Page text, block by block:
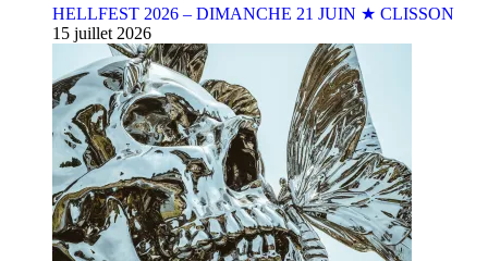
HELLFEST 2026 – DIMANCHE 21 JUIN ★ CLISSON
15 juillet 2026